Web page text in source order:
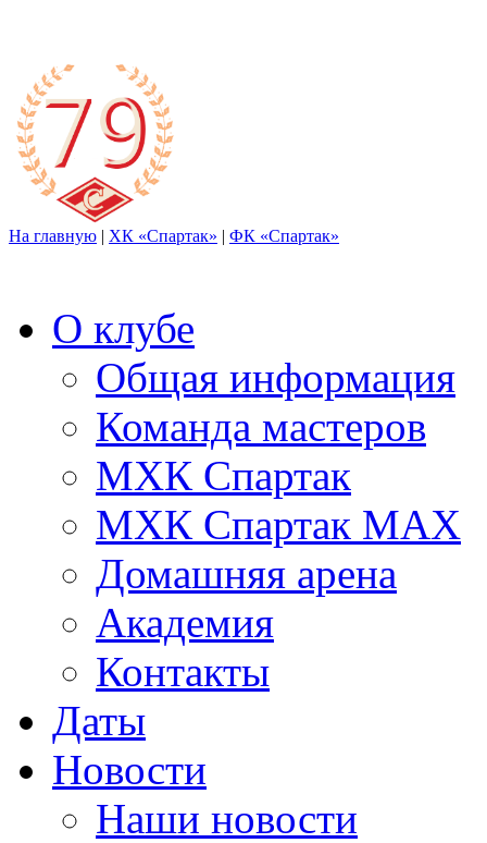
На главную | ХК «Спартак» | ФК «Спартак»
О клубе
Общая информация
Команда мастеров
МХК Спартак
МХК Спартак МАХ
Домашняя арена
Академия
Контакты
Даты
Новости
Наши новости